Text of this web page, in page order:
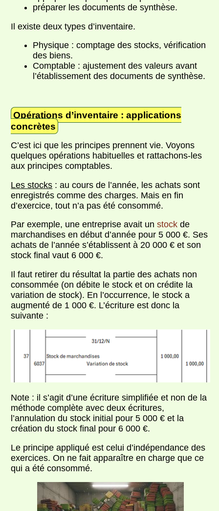
préparer les documents de synthèse.
Il existe deux types d’inventaire.
Physique : comptage des stocks, vérification
des biens.
Comptable : ajustement des valeurs avant
l’établissement des documents de synthèse.
Opérations d’inventaire : applications
concrètes
C’est ici que les principes prennent vie. Voyons
quelques opérations habituelles et rattachons-les
aux principes comptables.
Les stocks : au cours de l’année, les achats sont
enregistrés comme des charges. Mais en fin
d’exercice, tout n’a pas été consommé.
Par exemple, une entreprise avait unstock de
marchandises en début d’année pour 5 000 €. Ses
achats de l’année s’établissent à 20 000 € et son
stock final vaut 6 000 €.
Il faut retirer du résultat la partie des achats non
consommée (on débite le stock et on crédite la
variation de stock). En l’occurrence, le stock a
augmenté de 1 000 €. L’écriture est donc la
suivante :
Note : il s’agit d’une écriture simplifiée et non de la
méthode complète avec deux écritures,
l’annulation du stock initial pour 5 000 € et la
création du stock final pour 6 000 €.
Le principe appliqué est celui d’indépendance des
exercices. On ne fait apparaître en charge que ce
qui a été consommé.